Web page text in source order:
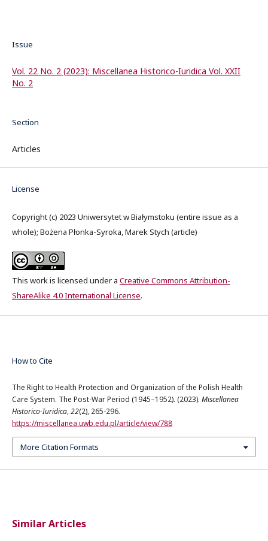
Issue
Vol. 22 No. 2 (2023): Miscellanea Historico-Iuridica Vol. XXII
No. 2
Section
Articles
License
Copyright (c) 2023 Uniwersytet w Białymstoku (entire issue as a
whole); Bożena Płonka-Syroka, Marek Stych (article)
This work is licensed under a Creative Commons Attribution-
ShareAlike 4.0 International License.
How to Cite
The Right to Health Protection and Organization of the Polish Health
Care System. The Post-War Period (1945–1952). (2023). Miscellanea
Historico-Iuridica,22(2), 265-296.
https://miscellanea.uwb.edu.pl/article/view/788
More Citation Formats
Similar Articles